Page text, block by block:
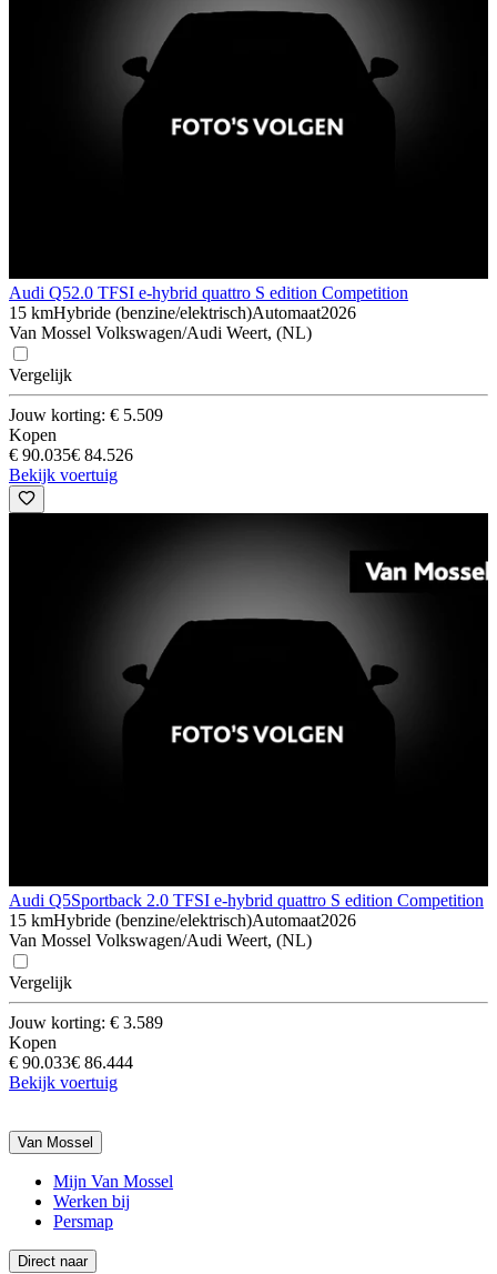
Audi Q52.0 TFSI e-hybrid quattro S edition Competition
15 kmHybride (benzine/elektrisch)Automaat2026
Van Mossel Volkswagen/Audi Weert, (NL)
Vergelijk
Jouw korting: € 5.509
Kopen
€ 90.035€ 84.526
Bekijk voertuig
Audi Q5Sportback 2.0 TFSI e-hybrid quattro S edition Competition
15 kmHybride (benzine/elektrisch)Automaat2026
Van Mossel Volkswagen/Audi Weert, (NL)
Vergelijk
Jouw korting: € 3.589
Kopen
€ 90.033€ 86.444
Bekijk voertuig
Van Mossel
Mijn Van Mossel
Werken bij
Persmap
Direct naar